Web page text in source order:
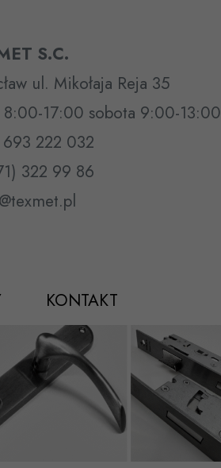
S.C.
ul. Mikołaja Reja 35
8:00-17:00 sobota 9:00-13:00
222 032
322 99 86
KONTAKT